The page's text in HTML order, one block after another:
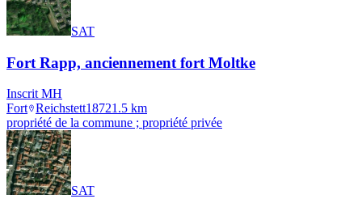
SAT
Fort Rapp, anciennement fort Moltke
Inscrit MH
Fort Reichstett18721.5 km
propriété de la commune ; propriété privée
SAT